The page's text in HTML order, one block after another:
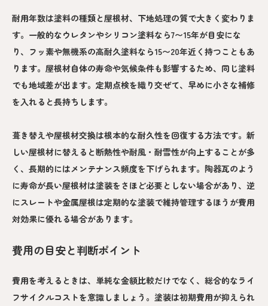
耐用年数は塗料の種類と屋根材、下地処理の質で大きく変わりま
す。一般的なウレタンやシリコン塗料なら7〜15年が目安にな
り、フッ素や無機系の高耐久塗料なら15〜20年近く持つこともあ
ります。屋根材自体の寿命や気候条件も影響するため、同じ塗料
でも地域差が出ます。定期点検を織り交ぜて、早めに小さな補修
を入れると長持ちします。
葺き替えや屋根材交換は根本的な耐久性を回復する方法です。新
しい屋根材に替えると断熱性や耐風・耐雪性が向上することが多
く、長期的にはメンテナンス頻度を下げられます。陶器瓦のよう
に寿命が長い屋根材は塗装をさほど必要としない場合があり、逆
にスレートや金属屋根は定期的な塗装で維持管理するほうが費用
対効果に優れる場合があります。
費用の目安と判断ポイント
費用を考えるときは、単純な金額比較だけでなく、総合的なライ
フサイクルコストを意識しましょう。塗装は初期費用が抑えられ